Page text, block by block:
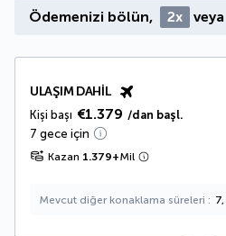
Ödemenizi bölün, 2x veya
ULAŞIM DAHIL
Kişi başı €1.379 /dan başl.
7 gece için
Kazan 1.379+Mil
Mevcut diğer konaklama süreleri